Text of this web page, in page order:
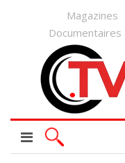
Magazines
Documentaires